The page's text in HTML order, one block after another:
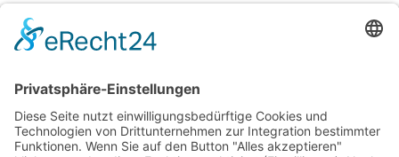
Ort:
Kosten pro Teilnehmerin:
145,00
Verfügbare Plätze:
Nicht vorrätig